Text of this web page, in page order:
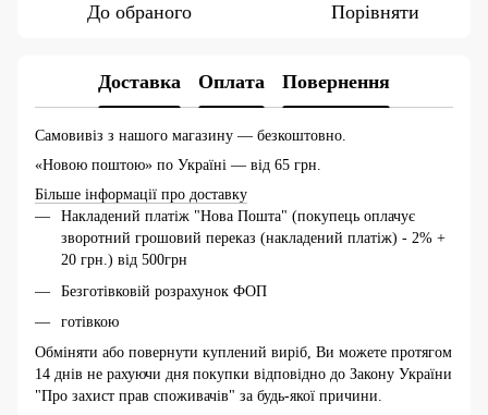
До обраного Порівняти
Доставка Оплата Повернення
Самовивіз з нашого магазину — безкоштовно.
«Новою поштою» по Україні — від 65 грн.
Більше інформації про доставку
Накладений платіж "Нова Пошта" (покупець оплачує
зворотний грошовий переказ (накладений платіж) - 2% +
20 грн.) від 500грн
Безготівковій розрахунок ФОП
готівкою
Обміняти або повернути куплений виріб, Ви можете протягом
14 днів не рахуючи дня покупки відповідно до Закону України
"Про захист прав споживачів" за будь-якої причини.